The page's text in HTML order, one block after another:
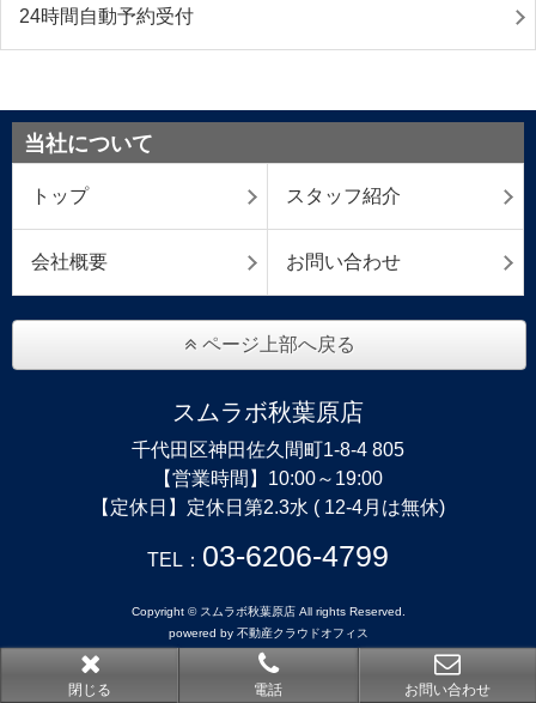
閉じる 電話 お問い合わせ
24時間自動予約受付
当社について
トップ スタッフ紹介
会社概要 お問い合わせ
ページ上部へ戻る
スムラボ秋葉原店
千代田区神田佐久間町1-8-4 805
【営業時間】10:00～19:00
【定休日】定休日第2.3水 ( 12-4月は無休)
TEL： 03-6206-4799
Copyright © スムラボ秋葉原店 All rights Reserved.
powered by 不動産クラウドオフィス